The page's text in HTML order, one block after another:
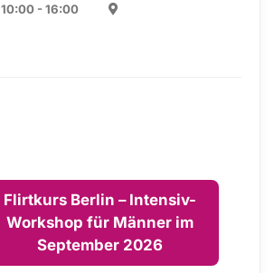
10:00 - 16:00
Flirtkurs Berlin – Intensiv-
Workshop für Männer im
September 2026